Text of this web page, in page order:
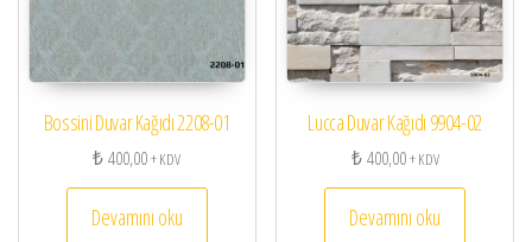
Bossini Duvar Kağıdı 2208-01
₺400,00+ KDV
Devamını oku
Lucca Duvar Kağıdı 9904-02
₺400,00+ KDV
Devamını oku